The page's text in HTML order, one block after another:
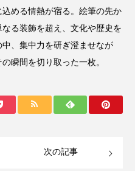
める情熱が宿る。絵筆の先か
る装飾を超え、文化や歴史を
、集中力を研ぎ澄ませなが
瞬間を切り取った一枚。
次の記事